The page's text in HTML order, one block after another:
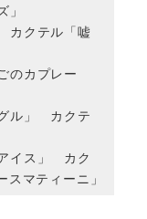
クテル「嘘
カプレー
ル」 カクテ
イス」 カク
マティーニ」